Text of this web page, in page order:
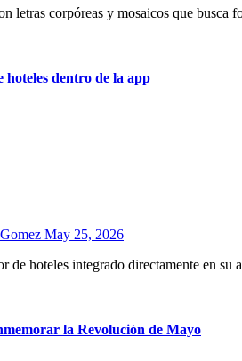
letras corpóreas y mosaicos que
dentro de la app
May 25, 2026
de hoteles integrado directamente en
la Revolución de Mayo